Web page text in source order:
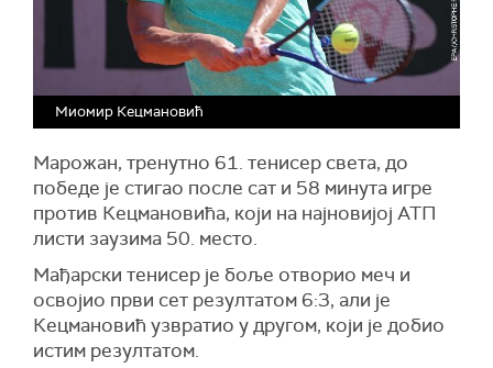
Миомир Кецмановић
Марожан, тренутно 61. тенисер света, до
победе је стигао после сат и 58 минута игре
против Кецмановића, који на најновијој АТП
листи заузима 50. место.
Мађарски тенисер је боље отворио меч и
освојио први сет резултатом 6:3, али је
Кецмановић узвратио у другом, који је добио
истим резултатом.